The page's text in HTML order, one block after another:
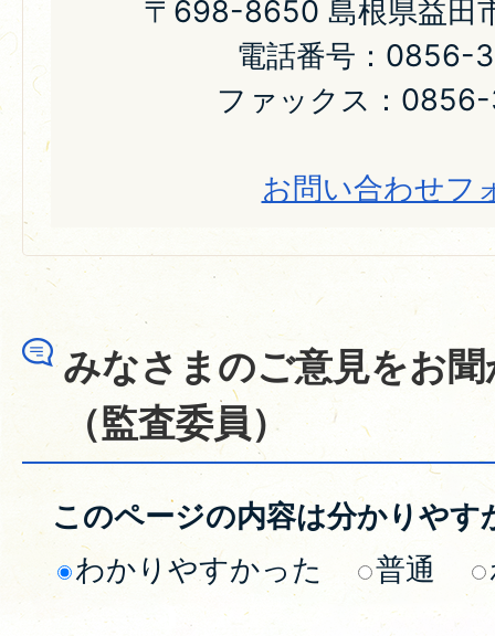
〒698-8650 島根県益田
電話番号：0856-
ファックス：
お問い合わせフ
みなさまのご意見をお
（監査委員）
このページの内容は分かりやす
わかりやすかった
普通